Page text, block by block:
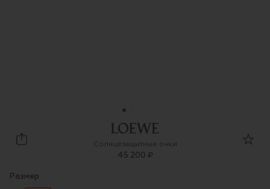
Loewe
Солнцезащитные очки
45 200 ₽
Размер